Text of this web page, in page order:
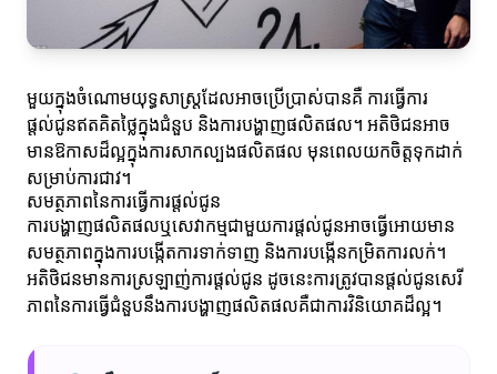
មួយក្នុងចំណោមយុទ្ធសាស្ត្រដែលអាចប្រើប្រាស់បានគឺ ការធ្វើការ
ផ្តល់ជូនឥតគិតថ្លៃក្នុងជំនួប និងការបង្ហាញផលិតផល។ អតិថិជនអាច
មានឱកាសដ៏ល្អក្នុងការសាកល្បងផលិតផល មុនពេលយកចិត្តទុកដាក់
សម្រាប់ការជាវ។
សមត្ថភាពនៃការធ្វើការផ្តល់ជូន
ការបង្ហាញផលិតផលឬសេវាកម្មជាមួយការផ្តល់ជូនអាចធ្វើអោយមាន
សមត្ថភាពក្នុងការបង្កើតការទាក់ទាញ និងការបង្កើនកម្រិតការលក់។
អតិថិជនមានការស្រឡាញ់ការផ្តល់ជូន ដូចនេះការត្រូវបានផ្តល់ជូនសេរី
ភាពនៃការធ្វើជំនួបនឹងការបង្ហាញផលិតផលគឺជាការវិនិយោគដ៏ល្អ។